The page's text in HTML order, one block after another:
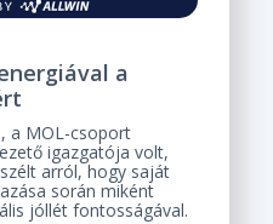
a
a MOL-csoport
igazgatója volt,
arról, hogy saját
során miként
jóllét fontosságával.